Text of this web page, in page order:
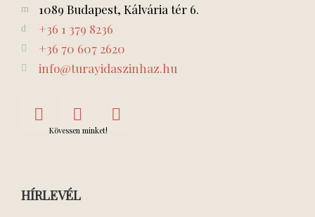
1089 Budapest, Kálvária tér 6.
+36 1 379 8236
+36 70 607 2620
info@turayidaszinhaz.hu
Kövessen minket!
HÍRLEVÉL